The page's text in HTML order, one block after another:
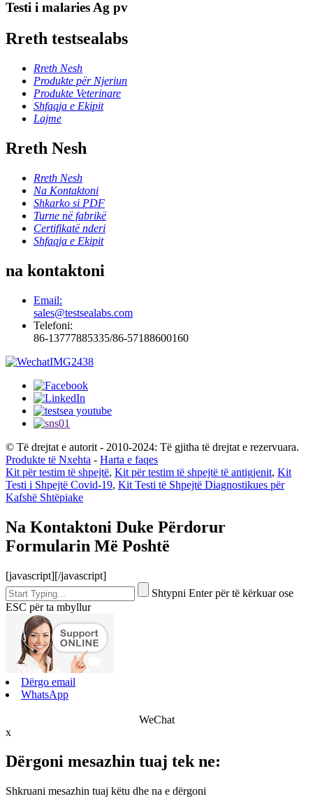
Testi i malaries Ag pv
Rreth testsealabs
Rreth Nesh
Produkte për Njeriun
Produkte Veterinare
Shfaqja e Ekipit
Lajme
Rreth Nesh
Rreth Nesh
Na Kontaktoni
Shkarko si PDF
Turne në fabrikë
Certifikatë nderi
Shfaqja e Ekipit
na kontaktoni
Email:
sales@testsealabs.com
Telefoni:
86-13777885335/86-57188600160
© Të drejtat e autorit - 2010-2024: Të gjitha të drejtat e rezervuara.
Produkte të Nxehta - Harta e faqes
Kit për testim të shpejtë, Kit për testim të shpejtë të antigjenit, Kit
Testi i Shpejtë Covid-19, Kit Testi të Shpejtë Diagnostikues për
Kafshë Shtëpiake
Na Kontaktoni Duke Përdorur
Formularin Më Poshtë
[javascript][/javascript]
Shtypni Enter për të kërkuar ose
ESC për ta mbyllur
Dërgo email
WhatsApp
WeChat
x
Dërgoni mesazhin tuaj tek ne:
Shkruani mesazhin tuaj këtu dhe na e dërgoni